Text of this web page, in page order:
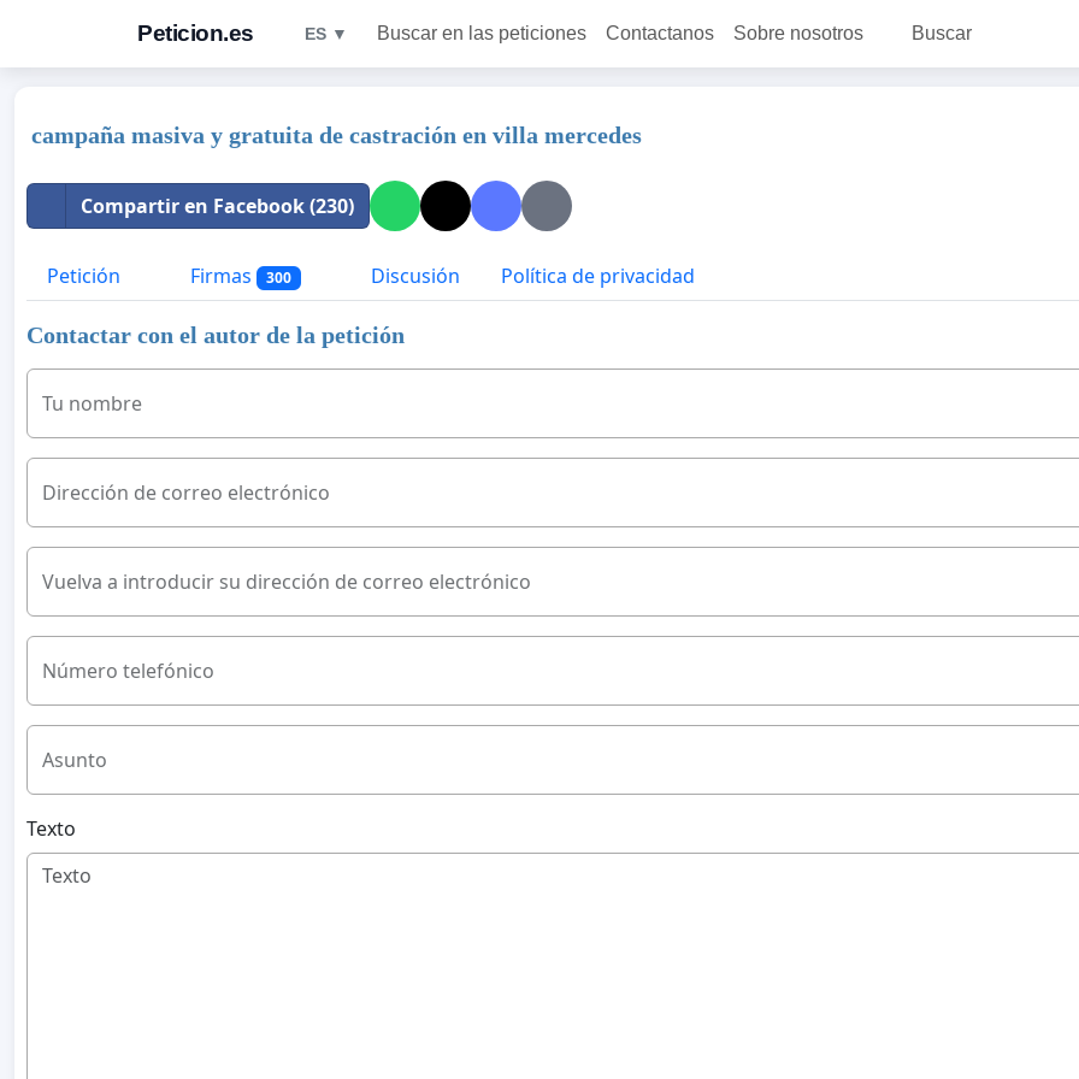
Peticion.es ES ▼ Buscar en las peticiones Contactanos Sobre nosotros Buscar
campaña masiva y gratuita de castración en villa mercedes
Compartir en Facebook (230)
Petición Firmas 300 Discusión Política de privacidad
Contactar con el autor de la petición
Tu nombre
Dirección de correo electrónico
Vuelva a introducir su dirección de correo electrónico
Número telefónico
Asunto
Texto